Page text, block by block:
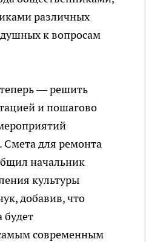
различных
к вопросам
— решить
и пошагово
Смета для ремонта
начальник
культуры
добавив, что
будет
современным